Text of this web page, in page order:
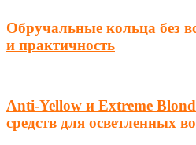
Обручальные кольца без
и практичность
Anti-Yellow и Extreme
средств для осветленных